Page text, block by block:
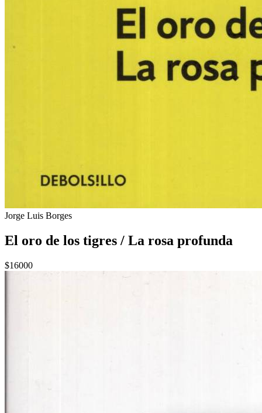
Jorge Luis Borges
El oro de los tigres / La rosa profunda
$16000